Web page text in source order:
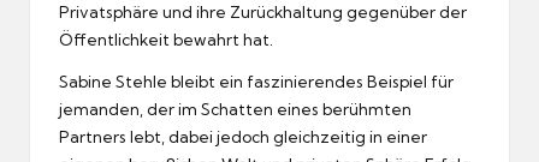
Privatsphäre und ihre Zurückhaltung gegenüber der
Öffentlichkeit bewahrt hat.
Sabine Stehle bleibt ein faszinierendes Beispiel für
jemanden, der im Schatten eines berühmten
Partners lebt, dabei jedoch gleichzeitig in einer